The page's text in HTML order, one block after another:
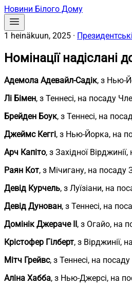
Новини Білого Дому
1 heinäkuun, 2025 · Президентські
Номінації надіслані
Адемола Адевайл-Садік, з Нью-
Лі Бімен, з Теннесі, на посаду
Брейден Боук, з Теннесі, на
Джеймс Кеггі, з Нью-Йорка, на
Арч Капіто, з Західної
Раян Кот, з Мічигану, на посаду
Девід Курчель, з Луїзіани, на
Девід Дунован, з Теннесі, на
Домінік Джераче II, з Огайо, на
Крістофер Гілберт, з Вірджинії,
Мітч Грейвс, з Теннесі, на
Аліна Хабба, з Нью-Джерсі, на